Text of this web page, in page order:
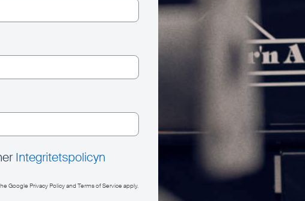
Integritetspolicyn
GooglePrivacy Policyand Terms of Serviceapply.